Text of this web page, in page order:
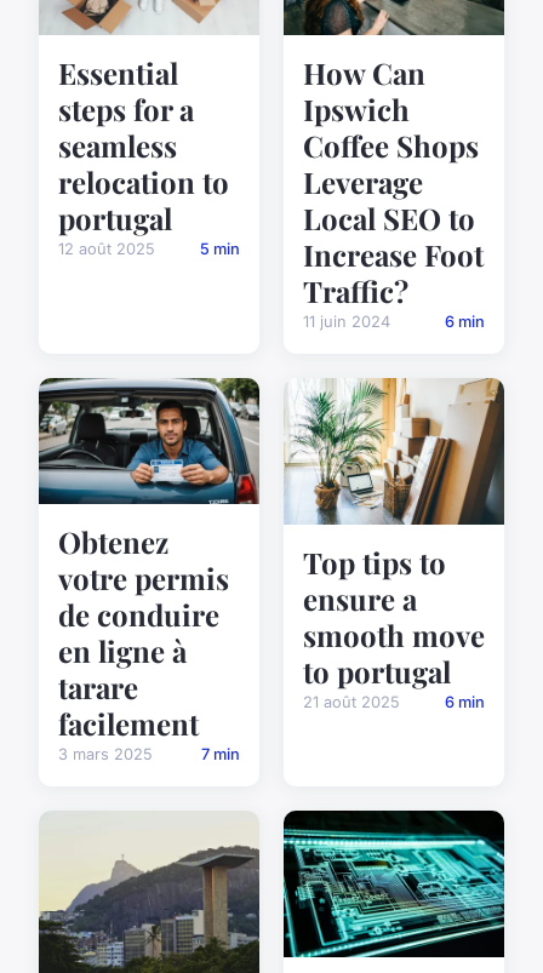
Essential
steps for a
seamless
relocation to
portugal
12 août 2025 5 min
How Can
Ipswich
Coffee Shops
Leverage
Local SEO to
Increase Foot
Traffic?
11 juin 2024 6 min
Obtenez
votre permis
de conduire
en ligne à
tarare
facilement
3 mars 2025 7 min
Top tips to
ensure a
smooth move
to portugal
21 août 2025 6 min